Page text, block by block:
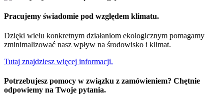
Pracujemy świadomie pod względem klimatu.
Dzięki wielu konkretnym działaniom ekologicznym pomagamy
zminimalizować nasz wpływ na środowisko i klimat.
Tutaj znajdziesz więcej informacji.
Potrzebujesz pomocy w związku z zamówieniem? Chętnie
odpowiemy na Twoje pytania.